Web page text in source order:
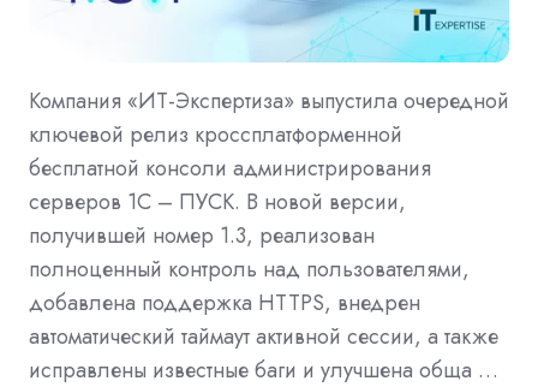
Компания «ИТ-Экспертиза» выпустила очередной
ключевой релиз кроссплатформенной
бесплатной консоли администрирования
серверов 1С – ПУСК. В новой версии,
получившей номер 1.3, реализован
полноценный контроль над пользователями,
добавлена поддержка HTTPS, внедрен
автоматический таймаут активной сессии, а также
исправлены известные баги и улучшена обща …